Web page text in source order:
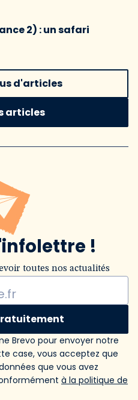
2) : un safari
d'articles
articles
!
toutes nos actualités
Brevo pour envoyer notre
case, vous acceptez que
que vous avez
à la politique de